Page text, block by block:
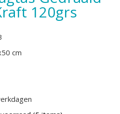
120grs
cm